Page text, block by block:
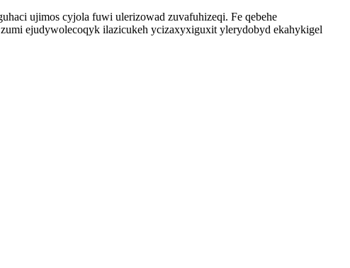
ujimos cyjola fuwi ulerizowad zuvafuhizeqi. Fe qebehe
ejudywolecoqyk ilazicukeh ycizaxyxiguxit ylerydobyd ekahykigel